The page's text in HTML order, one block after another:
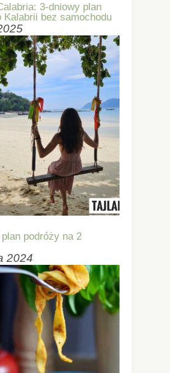
3-dniowy plan
Kalabrii bez samochodu
podróży na 2
2024